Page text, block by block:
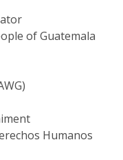
of Guatemala
Humanos